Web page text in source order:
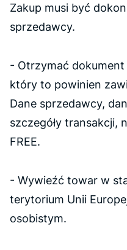
Zakup musi być
sprzedawcy.
- Otrzymać
który to powinien
Dane sprzedawcy,
szczegóły transakcji,
FREE.
- Wywieźć towar w
terytorium Unii
osobistym.